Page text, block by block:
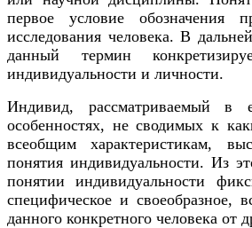
первое условие обозначения
исследования человека. В
данный термин
индивидуальности и личности.
Индивид, рассматриваемый в
особенностях, не сводимых к
всеобщим характеристикам,
понятия индивидуальности. Из
понятии индивидуальности
специфическое и своеобразное,
данного конкретного человека от